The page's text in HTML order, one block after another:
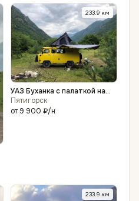
233.9 км
УАЗ Буханка с палаткой на
крыше - аренда
Пятигорск
от 9 900 ₽/н
233.9 км